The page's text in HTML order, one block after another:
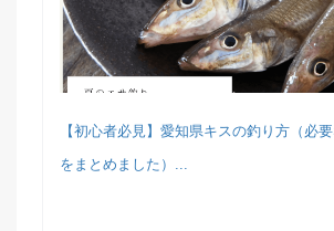
【初心者必見】愛知県キスの釣り方（必
をまとめました）...